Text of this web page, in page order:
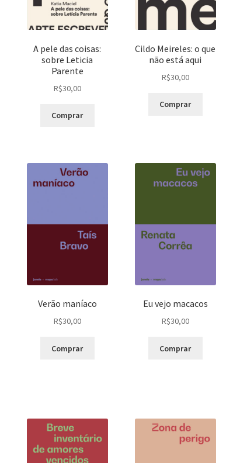
A pele das coisas:
sobre Leticia
Parente
R$30,00
Comprar
Cildo Meireles: o que
não está aqui
R$30,00
Comprar
Verão maníaco
R$30,00
Comprar
Eu vejo macacos
R$30,00
Comprar